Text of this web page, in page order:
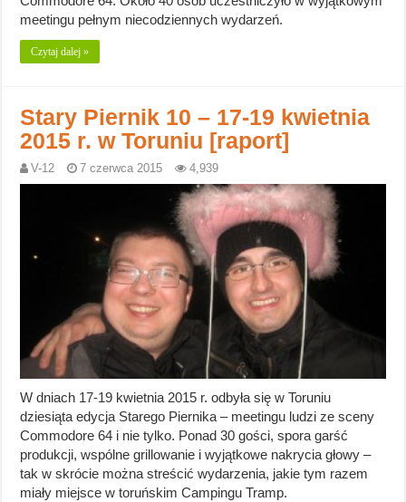
meetingu pełnym niecodziennych wydarzeń.
Czytaj dalej »
Stary Piernik 10 – 17-19 kwietnia
2015 r. w Toruniu [raport]
V-12 7 czerwca 2015 4,939
W dniach 17-19 kwietnia 2015 r. odbyła się w Toruniu
dziesiąta edycja Starego Piernika – meetingu ludzi ze sceny
Commodore 64 i nie tylko. Ponad 30 gości, spora garść
produkcji, wspólne grillowanie i wyjątkowe nakrycia głowy –
tak w skrócie można streścić wydarzenia, jakie tym razem
miały miejsce w toruńskim Campingu Tramp.